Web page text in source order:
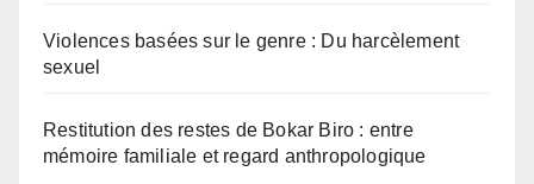
Violences basées sur le genre : Du harcèlement
sexuel
Restitution des restes de Bokar Biro : entre
mémoire familiale et regard anthropologique